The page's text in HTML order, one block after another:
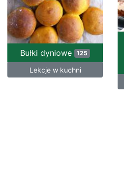
Bułki dyniowe 125
Lekcje w kuchni